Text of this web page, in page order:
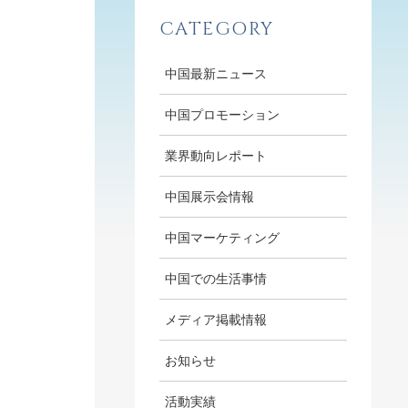
CATEGORY
中国最新ニュース
中国プロモーション
業界動向レポート
中国展示会情報
中国マーケティング
中国での生活事情
メディア掲載情報
お知らせ
活動実績